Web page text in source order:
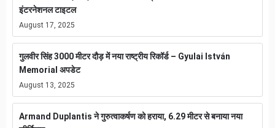
इंटरनेशनल टाइटल
August 17, 2025
गुलवीर सिंह 3000 मीटर दौड़ में नया राष्ट्रीय रिकॉर्ड – Gyulai István
Memorial अपडेट
August 13, 2025
Armand Duplantis ने गुरुत्वाकर्षण को हराया, 6.29 मीटर से बनाया नया